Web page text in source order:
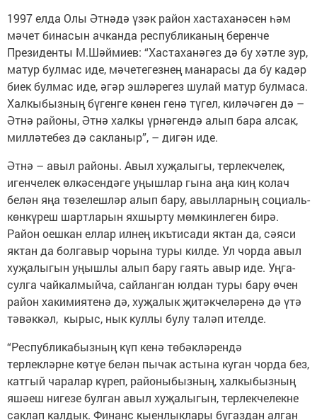
1997 елда Олы Әтнәдә үзәк район хастаханәсен һәм
мәчет бинасын ачканда республиканың беренче
Президенты М.Шәймиев: “Хастаханәгез дә бу хәтле зур,
матур булмас иде, мәчетегезнең манарасы да бу кадәр
биек булмас иде, әгәр эшләрегез шулай матур булмаса.
Халкыбызның бүгенге көнен генә түгел, киләчәген дә –
Әтнә районы, Әтнә халкы үрнәгендә алып бара алсак,
милләтебез дә сакланыр”, – дигән иде.
Әтнә – авыл районы. Авыл хуҗалыгы, терлекчелек,
игенчелек өлкәсендәге уңышлар гына аңа киң колач
белән яңа төзелешләр алып бару, авылларның социаль-
көнкүреш шартларын яхшырту мөмкинлеген бирә.
Район оешкан еллар илнең икътисади яктан да, сәяси
яктан да болгавыр чорына туры килде. Ул чорда авыл
хуҗалыгын уңышлы алып бару гаять авыр иде. Уңга-
сулга чайкалмыйча, сайланган юлдан туры бару өчен
район хакимиятенә дә, хуҗалык җитәкчеләренә дә үтә
тәвәккәл, кырыс, нык куллы булу таләп ителде.
“Республикабызның күп кенә төбәкләрендә
терлекләрне көтүе белән пычак астына куган чорда без,
катгый чаралар күреп, районыбызның, халкыбызның
яшәеш нигезе булган авыл хуҗалыгын, терлекчелекне
саклап калдык. Финанс кыенлык­лары бугаздан алган